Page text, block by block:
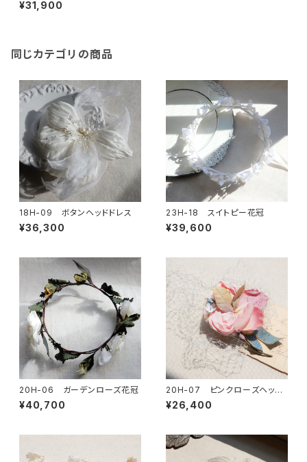
¥31,900
同じカテゴリの商品
18H-09 ボタンヘッドドレス
¥36,300
23H-18 スイトピー花冠
¥39,600
20H-06 ガーデンローズ花冠
¥40,700
20H-07 ピンクローズヘッド
ドレス
¥26,400